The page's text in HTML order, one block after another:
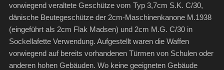
vorwiegend veraltete Geschütze vom Typ 3,7cm S.K. C/30,
dänische Beutegeschütze der 2cm-Maschinenkanone M.1938
(eingeführt als 2cm Flak Madsen) und 2cm M.G. C/30 in
Sockellafette Verwendung. Aufgestellt waren die Waffen
vorwiegend auf bereits vorhandenen Türmen von Schulen oder
anderen hohen Gebäuden. Wo keine geeigneten Gebäude